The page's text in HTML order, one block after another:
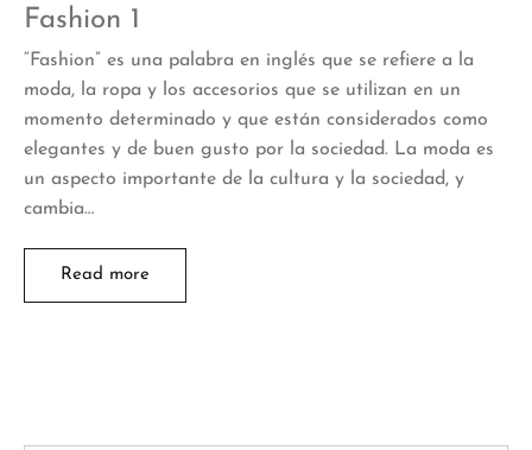
Fashion 1
“Fashion” es una palabra en inglés que se refiere a la
moda, la ropa y los accesorios que se utilizan en un
momento determinado y que están considerados como
elegantes y de buen gusto por la sociedad. La moda es
un aspecto importante de la cultura y la sociedad, y
cambia…
Read more